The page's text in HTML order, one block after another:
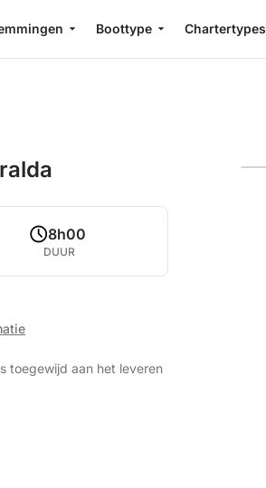
Boottype Chartertypes
8h00
DUUR
toegewijd aan het leveren